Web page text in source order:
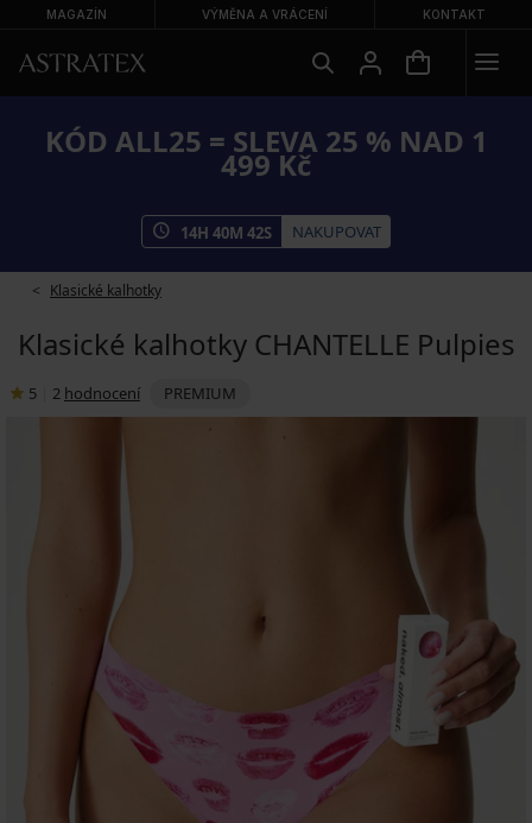
MAGAZÍN VÝMĚNA A VRÁCENÍ KONTAKT
KÓD ALL25 = SLEVA 25 % NAD 1
499 Kč
14H 40M 41S NAKUPOVAT
Klasické kalhotky
Klasické kalhotky CHANTELLE Pulpies
5 2 hodnocení PREMIUM